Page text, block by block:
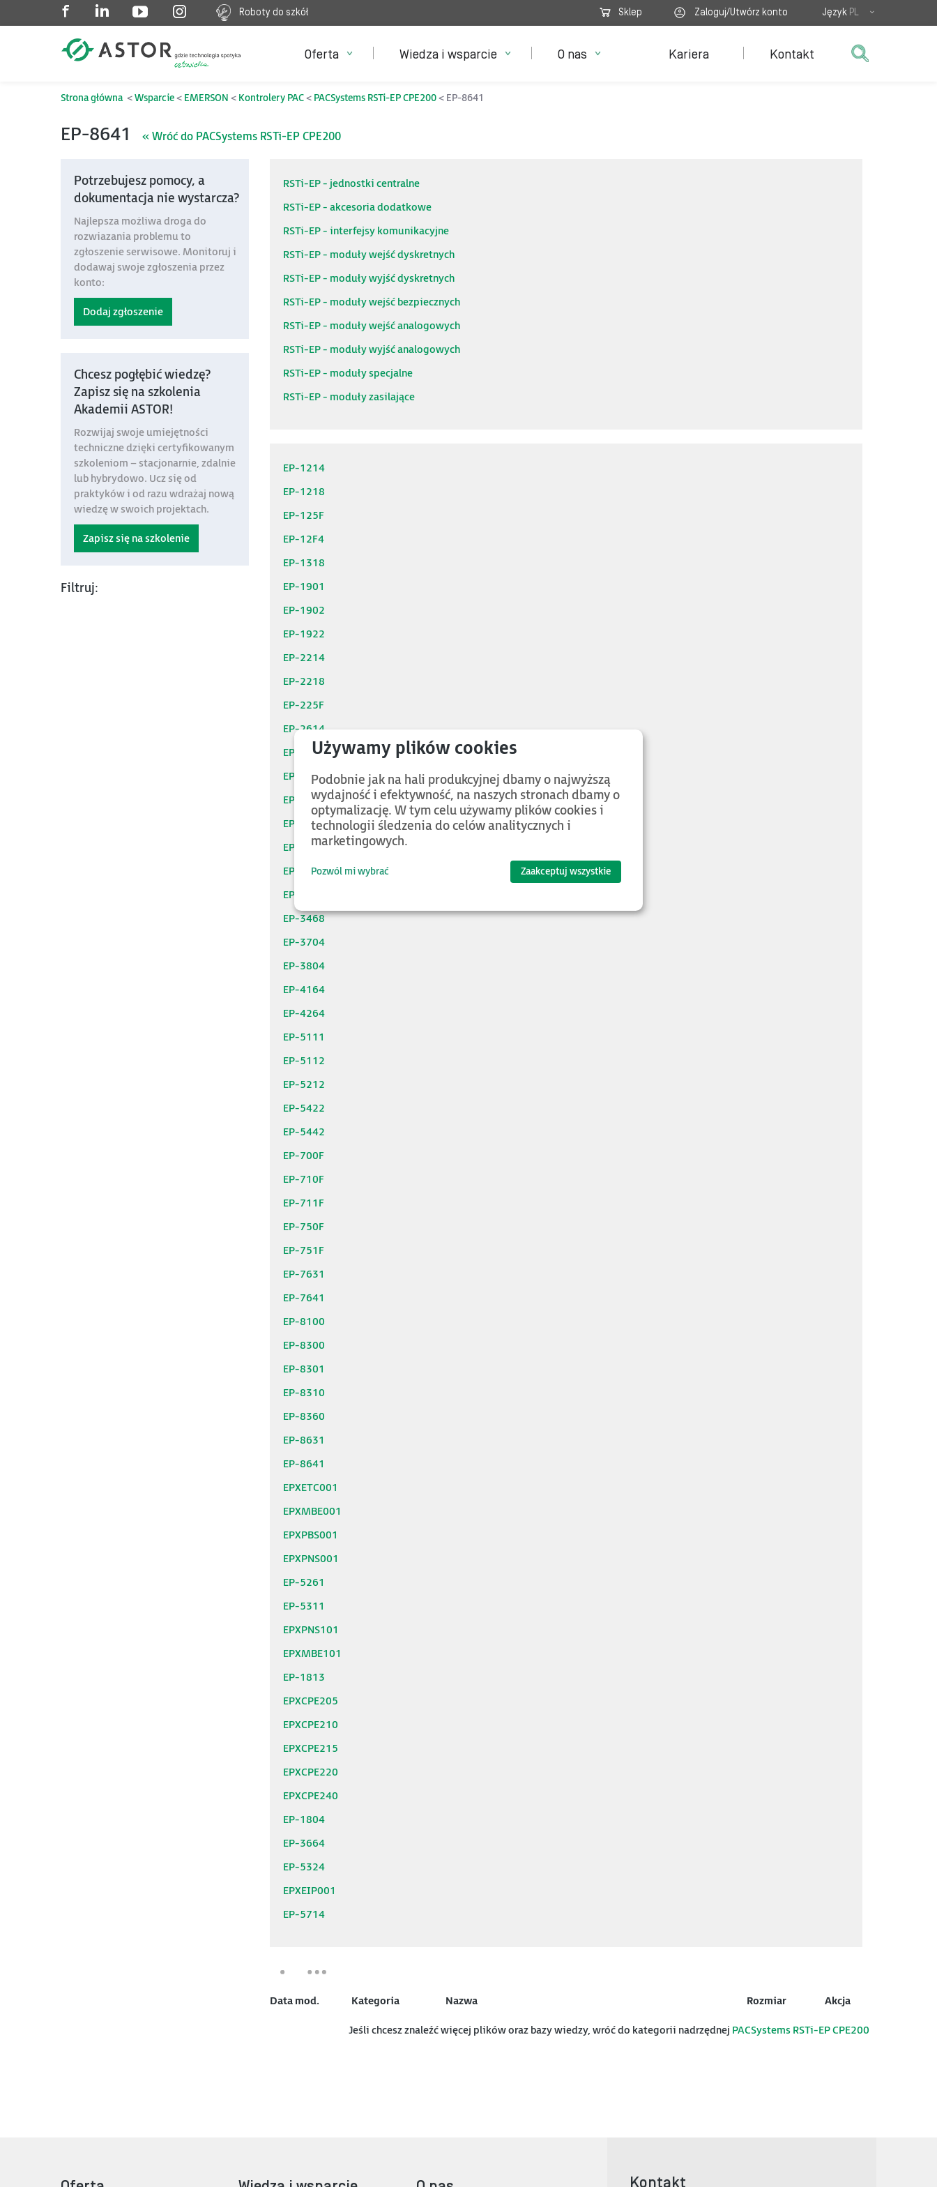
Roboty do szkół Sklep Zaloguj/Utwórz konto Język PL
Oferta Wiedza i wsparcie O nas Kariera Kontakt
Strona główna Wsparcie EMERSON Kontrolery PAC PACSystems RSTi-EP CPE200 EP-8641
EP-8641 « Wróć do PACSystems RSTi-EP CPE200
Potrzebujesz pomocy, a
dokumentacja nie wystarcza?
Najlepsza możliwa droga do
rozwiazania problemu to
zgłoszenie serwisowe. Monitoruj i
dodawaj swoje zgłoszenia przez
konto:
Dodaj zgłoszenie
Chcesz pogłębić wiedzę?
Zapisz się na szkolenia
Akademii ASTOR!
Rozwijaj swoje umiejętności
techniczne dzięki certyfikowanym
szkoleniom – stacjonarnie, zdalnie
lub hybrydowo. Ucz się od
praktyków i od razu wdrażaj nową
wiedzę w swoich projektach.
Zapisz się na szkolenie
Filtruj:
RSTi-EP - jednostki centralne
RSTi-EP - akcesoria dodatkowe
RSTi-EP - interfejsy komunikacyjne
RSTi-EP - moduły wejść dyskretnych
RSTi-EP - moduły wyjść dyskretnych
RSTi-EP - moduły wejść bezpiecznych
RSTi-EP - moduły wejść analogowych
RSTi-EP - moduły wyjść analogowych
RSTi-EP - moduły specjalne
RSTi-EP - moduły zasilające
EP-1214
EP-1218
EP-125F
EP-12F4
EP-1318
EP-1901
EP-1902
EP-1922
EP-2214
EP-2218
EP-225F
EP-2614
EP-2634
EP-2714
EP-2814
EP-3124
EP-3164
EP-3264
EP-3368
EP-3468
EP-3704
EP-3804
EP-4164
EP-4264
EP-5111
EP-5112
EP-5212
EP-5422
EP-5442
EP-700F
EP-710F
EP-711F
EP-750F
EP-751F
EP-7631
EP-7641
EP-8100
EP-8300
EP-8301
EP-8310
EP-8360
EP-8631
EP-8641
EPXETC001
EPXMBE001
EPXPBS001
EPXPNS001
EP-5261
EP-5311
EPXPNS101
EPXMBE101
EP-1813
EPXCPE205
EPXCPE210
EPXCPE215
EPXCPE220
EPXCPE240
EP-1804
EP-3664
EP-5324
EPXEIP001
EP-5714
Data mod. Kategoria Nazwa Rozmiar Akcja
Jeśli chcesz znaleźć więcej plików oraz bazy wiedzy, wróć do kategorii nadrzędnej PACSystems RSTi-EP CPE200
Kontakt
Podobnie jak na hali produkcyjnej dbamy o najwyższą
wydajność i efektywność, na naszych stronach dbamy o
optymalizację. W tym celu używamy plików cookies i
technologii śledzenia do celów analitycznych i
marketingowych.
Pozwól mi wybrać Zaakceptuj wszystkie